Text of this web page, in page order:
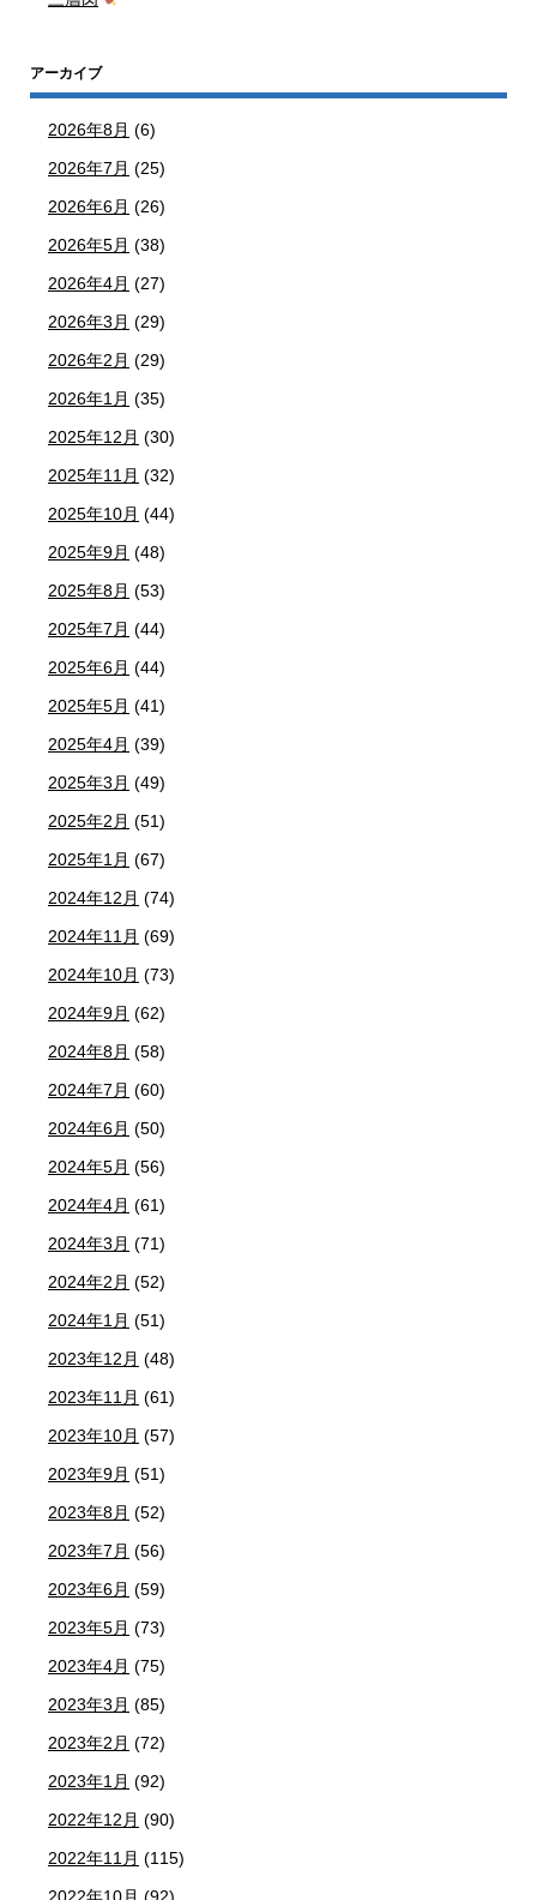
アーカイブ
2026年8月 (6)
2026年7月 (25)
2026年6月 (26)
2026年5月 (38)
2026年4月 (27)
2026年3月 (29)
2026年2月 (29)
2026年1月 (35)
2025年12月 (30)
2025年11月 (32)
2025年10月 (44)
2025年9月 (48)
2025年8月 (53)
2025年7月 (44)
2025年6月 (44)
2025年5月 (41)
2025年4月 (39)
2025年3月 (49)
2025年2月 (51)
2025年1月 (67)
2024年12月 (74)
2024年11月 (69)
2024年10月 (73)
2024年9月 (62)
2024年8月 (58)
2024年7月 (60)
2024年6月 (50)
2024年5月 (56)
2024年4月 (61)
2024年3月 (71)
2024年2月 (52)
2024年1月 (51)
2023年12月 (48)
2023年11月 (61)
2023年10月 (57)
2023年9月 (51)
2023年8月 (52)
2023年7月 (56)
2023年6月 (59)
2023年5月 (73)
2023年4月 (75)
2023年3月 (85)
2023年2月 (72)
2023年1月 (92)
2022年12月 (90)
2022年11月 (115)
2022年10月 (92)